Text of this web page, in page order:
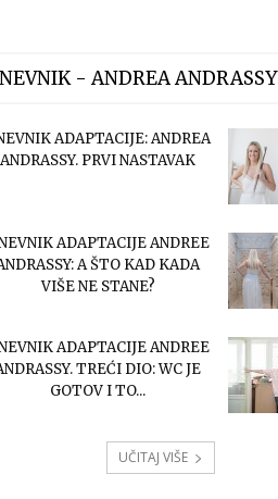
- ANDREA ANDRASSY
ADAPTACIJE: ANDREA
ANDRASSY. PRVI NASTAVAK
ADAPTACIJE ANDREE
A ŠTO KAD KADA
VIŠE NE STANE?
ADAPTACIJE ANDREE
TREĆI DIO: WC JE
GOTOV I TO...
UČITAJ VIŠE